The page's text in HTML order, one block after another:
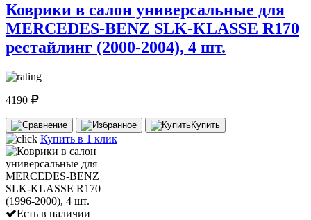
Коврики в салон универсальные для
MERCEDES-BENZ SLK-KLASSE R170
рестайлинг (2000-2004), 4 шт.
4190
Купить
Купить в 1 клик
Есть в наличии